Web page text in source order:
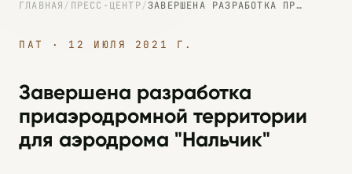
ГЛАВНАЯ / ПРЕСС-ЦЕНТР/ ЗАВЕРШЕНА РАЗРАБОТКА ПРИАЭРОДРОМНОЙ ТЕРРИТОРИИ ДЛЯ АЭРОДРОМА "НАЛЬЧИК"
ПАТ · 12 ИЮЛЯ 2021 Г.
Завершена разработка
приаэродромной территории
для аэродрома "Нальчик"